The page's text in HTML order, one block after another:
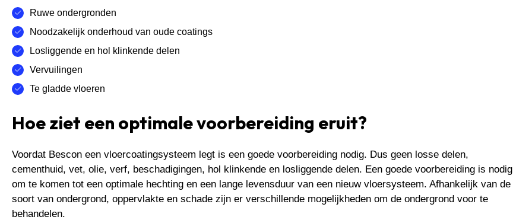
Ruwe ondergronden
Noodzakelijk onderhoud van oude coatings
Losliggende en hol klinkende delen
Vervuilingen
Te gladde vloeren
Hoe ziet een optimale voorbereiding eruit?
Voordat Bescon een vloercoatingsysteem legt is een goede voorbereiding nodig. Dus geen losse delen,
cementhuid, vet, olie, verf, beschadigingen, hol klinkende en losliggende delen. Een goede voorbereiding is nodig
om te komen tot een optimale hechting en een lange levensduur van een nieuw vloersysteem. Afhankelijk van de
soort van ondergrond, oppervlakte en schade zijn er verschillende mogelijkheden om de ondergrond voor te
behandelen.